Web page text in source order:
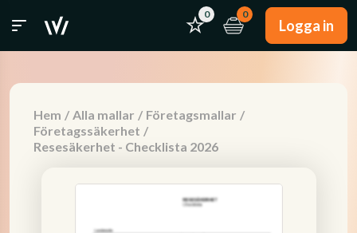
0 0
Logga in
Hem / Alla mallar / Företagsmallar /
Företagssäkerhet /
Resesäkerhet - Checklista 2026